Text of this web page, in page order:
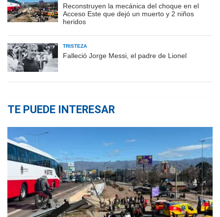
Reconstruyen la mecánica del choque en el
Acceso Este que dejó un muerto y 2 niños
heridos
TRISTEZA
Falleció Jorge Messi, el padre de Lionel
TE PUEDE INTERESAR